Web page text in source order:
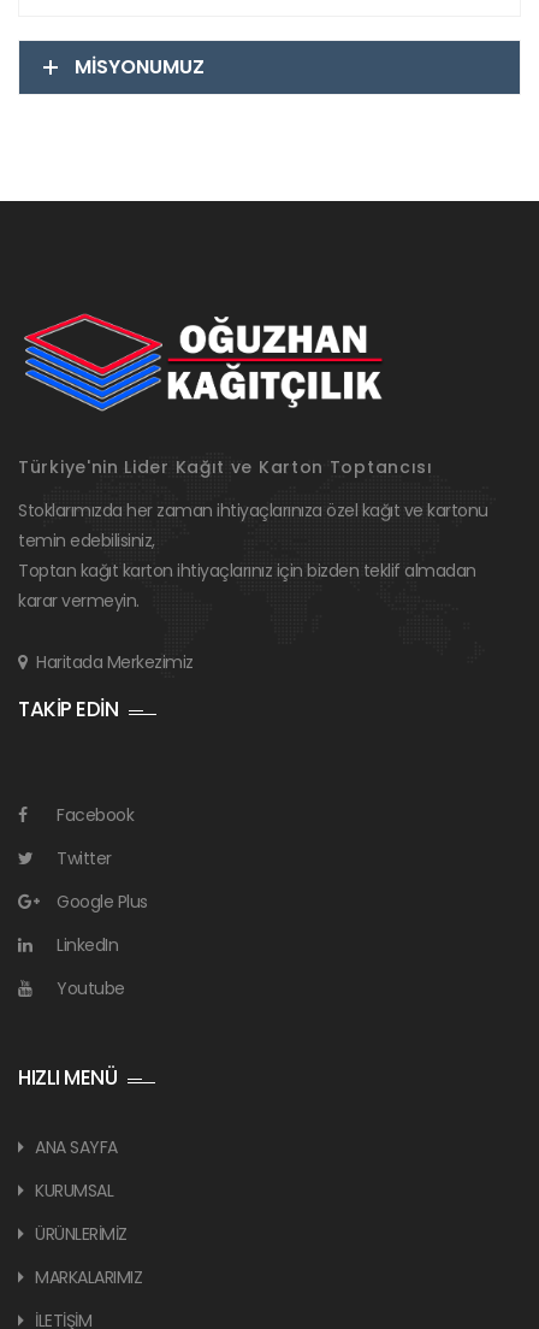
MİSYONUMUZ
Türkiye'nin Lider Kağıt ve Karton Toptancısı
Stoklarımızda her zaman ihtiyaçlarınıza özel kağıt ve kartonu
temin edebilisiniz,
Toptan kağıt karton ihtiyaçlarınız için bizden teklif almadan
karar vermeyin.
Haritada Merkezimiz
TAKİP EDİN
Facebook
Twitter
Google Plus
LinkedIn
Youtube
HIZLI MENÜ
ANA SAYFA
KURUMSAL
ÜRÜNLERİMİZ
MARKALARIMIZ
İLETİŞİM